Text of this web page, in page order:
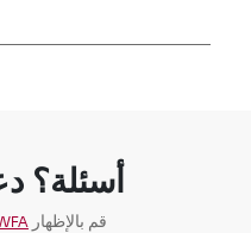
أسئلة؟
قم بالإظهار